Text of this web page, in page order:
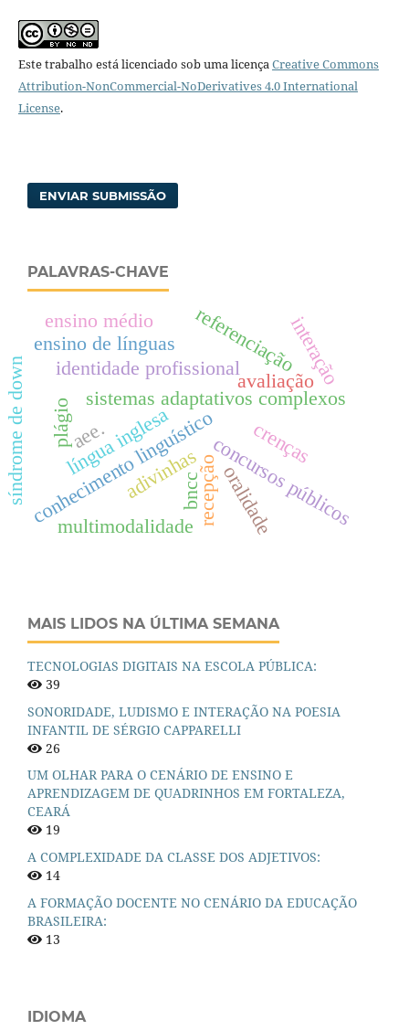
Este trabalho está licenciado sob uma licençaCreative Commons
Attribution-NonCommercial-NoDerivatives 4.0 International
License.
ENVIAR SUBMISSÃO
PALAVRAS-CHAVE
identidade profissional
sistemas adaptativos complexos
crenças
conhecimento linguístico
avaliação
concursos públicos
adivinhasrecepção
ensino de línguas
síndrome de down oralidade
língua inglesa
interação
referenciação
multimodalidade
ensino médio
bncc
plágioaee.
MAIS LIDOS NA ÚLTIMA SEMANA
TECNOLOGIAS DIGITAIS NA ESCOLA PÚBLICA:
39
SONORIDADE, LUDISMO E INTERAÇÃO NA POESIA
INFANTIL DE SÉRGIO CAPPARELLI
26
UM OLHAR PARA O CENÁRIO DE ENSINO E
APRENDIZAGEM DE QUADRINHOS EM FORTALEZA,
CEARÁ
19
A COMPLEXIDADE DA CLASSE DOS ADJETIVOS:
14
A FORMAÇÃO DOCENTE NO CENÁRIO DA EDUCAÇÃO
BRASILEIRA:
13
IDIOMA